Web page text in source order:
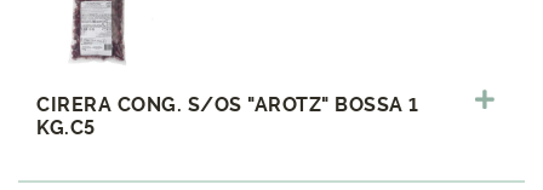
CIRERA CONG. S/OS "AROTZ" BOSSA 1
KG.C5